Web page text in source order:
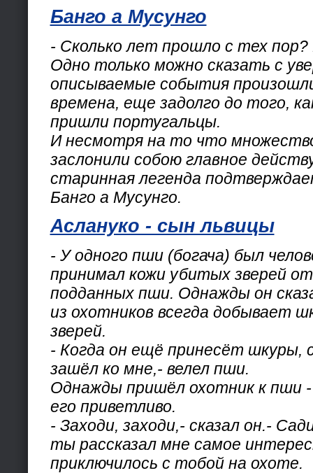
Банго а Мусунго
- Сколько лет прошло с тех
Одно только можно сказать с
описываемые события
времена, еще задолго до того,
пришли португальцы.
И несмотря на то что
заслонили собою главное
старинная легенда
Банго а Мусунго.
Аслануко - сын львицы
- У одного пши (богача) был
принимал кожи убитых зверей
подданных пши. Однажды он
из охотников всегда добывает
зверей.
- Когда он ещё принесёт шкуры,
зашёл ко мне,- велел пши.
Однажды пришёл охотник к пши
его приветливо.
- Заходи, заходи,- сказал он.-
ты рассказал мне самое
приключилось с тобой на охоте.